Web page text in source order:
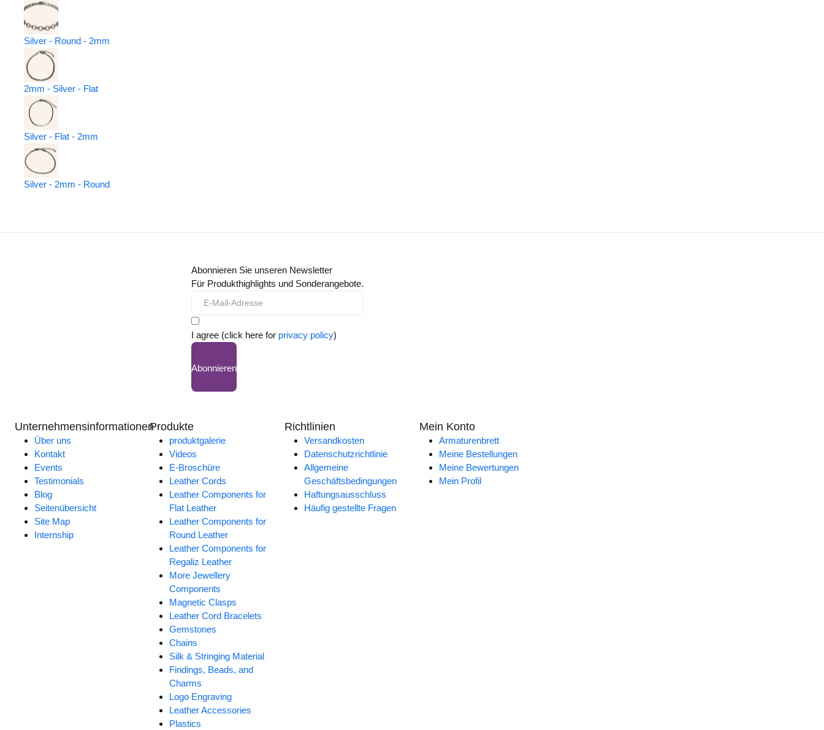
Silver - Round - 2mm
2mm - Silver - Flat
Silver - Flat - 2mm
Silver - 2mm - Round
Abonnieren Sie unseren Newsletter
Für Produkthighlights und Sonderangebote.
I agree (click here for privacy policy)
Abonnieren
Unternehmensinformationen
Über uns
Kontakt
Events
Testimonials
Blog
Seitenübersicht
Site Map
Internship
Produkte
produktgalerie
Videos
E-Broschüre
Leather Cords
Leather Components for
Flat Leather
Leather Components for
Round Leather
Leather Components for
Regaliz Leather
More Jewellery
Components
Magnetic Clasps
Leather Cord Bracelets
Gemstones
Chains
Silk & Stringing Material
Findings, Beads, and
Charms
Logo Engraving
Leather Accessories
Plastics
Richtlinien
Versandkosten
Datenschutzrichtlinie
Allgemeine
Geschäftsbedingungen
Haftungsausschluss
Häufig gestellte Fragen
Mein Konto
Armaturenbrett
Meine Bestellungen
Meine Bewertungen
Mein Profil